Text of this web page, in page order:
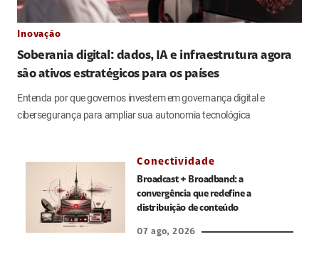
Inovação
Soberania digital: dados, IA e infraestrutura agora
são ativos estratégicos para os países
Entenda por que governos investem em governança digital e
cibersegurança para ampliar sua autonomia tecnológica
Conectividade
Broadcast + Broadband: a
convergência que redefine a
distribuição de conteúdo
07 ago, 2026